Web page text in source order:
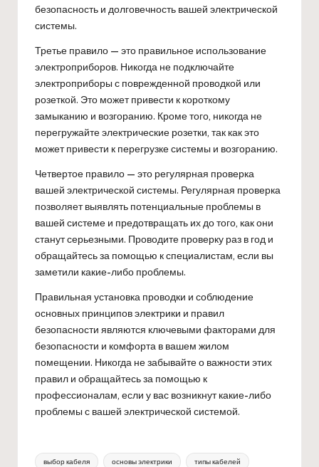
безопасность и долговечность вашей электрической
системы.
Третье правило — это правильное использование
электроприборов. Никогда не подключайте
электроприборы с поврежденной проводкой или
розеткой. Это может привести к короткому
замыканию и возгоранию. Кроме того, никогда не
перегружайте электрические розетки, так как это
может привести к перегрузке системы и возгоранию.
Четвертое правило — это регулярная проверка
вашей электрической системы. Регулярная проверка
позволяет выявлять потенциальные проблемы в
вашей системе и предотвращать их до того, как они
станут серьезными. Проводите проверку раз в год и
обращайтесь за помощью к специалистам, если вы
заметили какие-либо проблемы.
Правильная установка проводки и соблюдение
основных принципов электрики и правил
безопасности являются ключевыми факторами для
безопасности и комфорта в вашем жилом
помещении. Никогда не забывайте о важности этих
правил и обращайтесь за помощью к
профессионалам, если у вас возникнут какие-либо
проблемы с вашей электрической системой.
Метки:
выбор кабеля основы электрики типы кабелей